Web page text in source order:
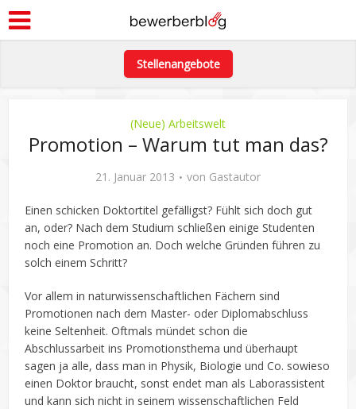
Stellenangebote
(Neue) Arbeitswelt
Promotion – Warum tut man das?
21. Januar 2013 von Gastautor
Einen schicken Doktortitel gefälligst? Fühlt sich doch gut
an, oder? Nach dem Studium schließen einige Studenten
noch eine Promotion an. Doch welche Gründen führen zu
solch einem Schritt?
Vor allem in naturwissenschaftlichen Fächern sind
Promotionen nach dem Master- oder Diplomabschluss
keine Seltenheit. Oftmals mündet schon die
Abschlussarbeit ins Promotionsthema und überhaupt
sagen ja alle, dass man in Physik, Biologie und Co. sowieso
einen Doktor braucht, sonst endet man als Laborassistent
und kann sich nicht in seinem wissenschaftlichen Feld